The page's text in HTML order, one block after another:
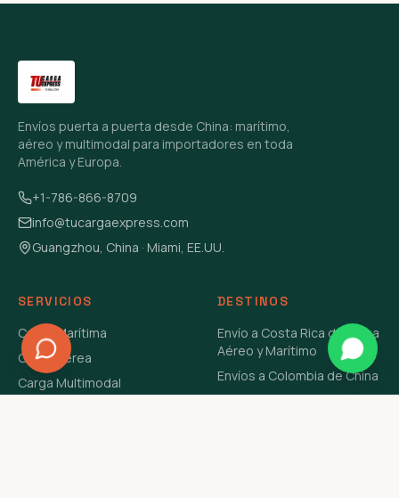
Envíos puerta a puerta desde China: marítimo,
aéreo y multimodal para importadores en toda
América y Europa.
+1-786-866-8709
info@tucargaexpress.com
Guangzhou, China · Miami, EE.UU.
SERVICIOS
Carga Marítima
Carga Aérea
Carga Multimodal
DESTINOS
Envío a Costa Rica de China
Aéreo y Marítimo
Envíos a Colombia de China